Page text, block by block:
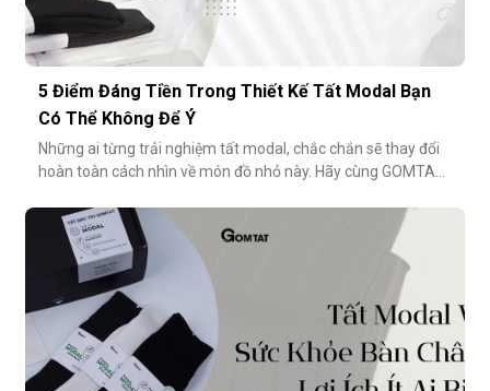
5 Điểm Đáng Tiền Trong Thiết Kế Tất Modal Bạn
Có Thể Không Để Ý
Những ai từng trải nghiệm tất modal, chắc chắn sẽ thay đổi
hoàn toàn cách nhìn về món đồ nhỏ này. Hãy cùng GOMTAT
modal cao cấp – những điều có thể bạn chưa từng để ý
nhưng lại ảnh hưởng rất nhiều đến trải nghiệm hằng
ngày.Chất liệu sợi modalĐiểm